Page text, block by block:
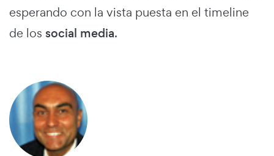
esperando con la vista puesta en el timeline
de los social media.